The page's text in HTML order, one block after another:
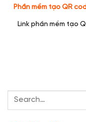
Phần mềm tạo QR
Link phần mềm tạo